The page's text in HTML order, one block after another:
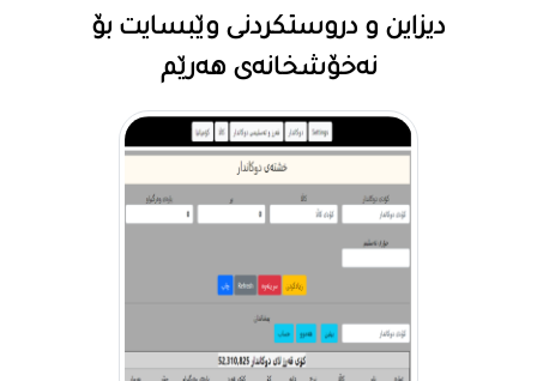
دیزاین و دروستکردنی وێبسایت بۆ
نەخۆشخانەی هەرێم